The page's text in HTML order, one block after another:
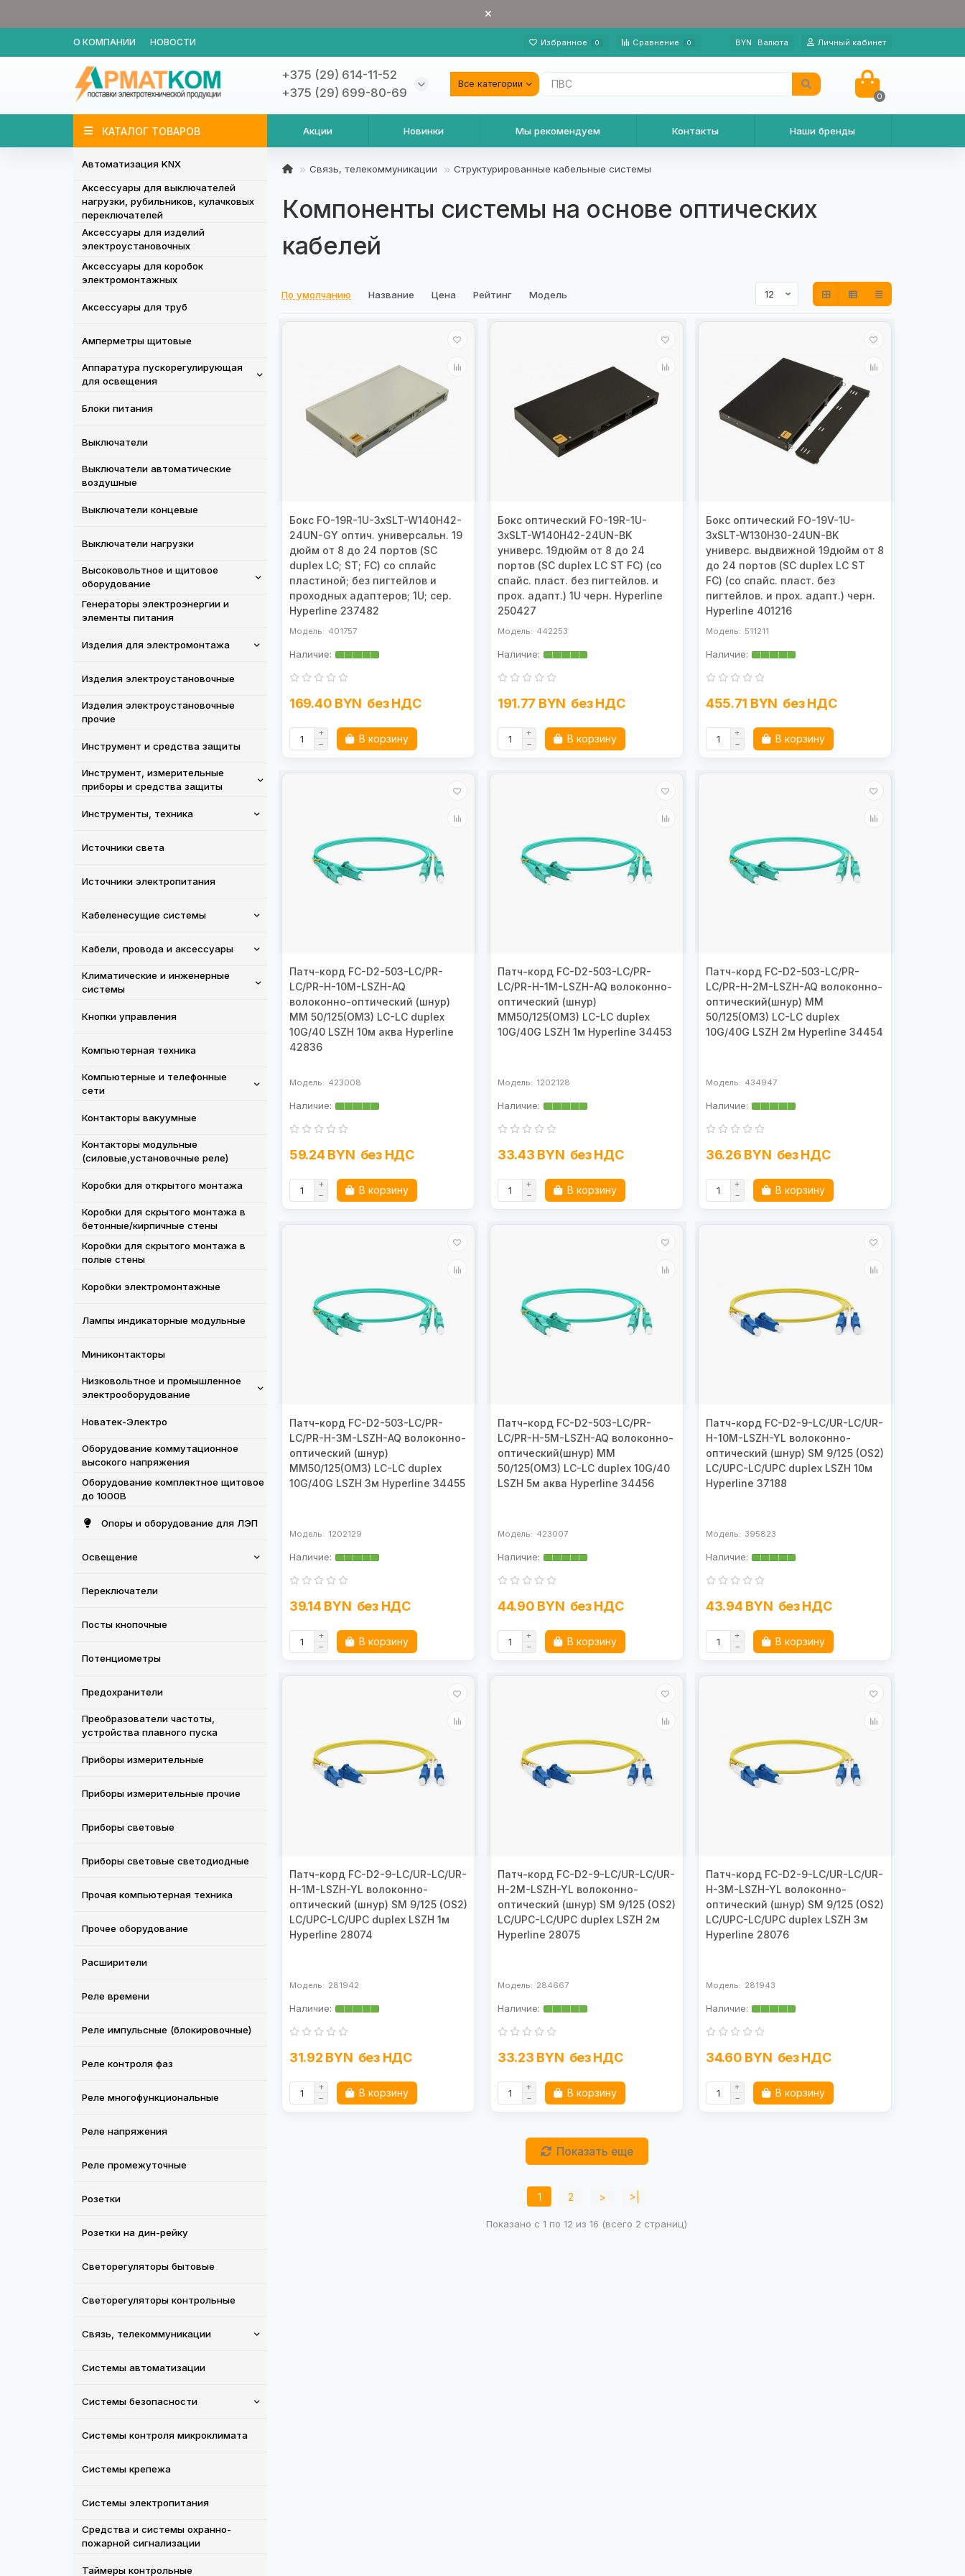
О КОМПАНИИ НОВОСТИ Избранное 0 Сравнение 0 BYN Валюта Личный кабинет
Все категории
+375 (29) 614-11-52
+375 (29) 699-80-69
0
КАТАЛОГ ТОВАРОВ
Автоматизация KNX
Аксессуары для выключателей
нагрузки, рубильников, кулачковых
переключателей
Аксессуары для изделий
электроустановочных
Аксессуары для коробок
электромонтажных
Аксессуары для труб
Амперметры щитовые
Аппаратура пускорегулирующая
для освещения
Блоки питания
Выключатели
Выключатели автоматические
воздушные
Выключатели концевые
Выключатели нагрузки
Высоковольтное и щитовое
оборудование
Генераторы электроэнергии и
элементы питания
Изделия для электромонтажа
Изделия электроустановочные
Изделия электроустановочные
прочие
Инструмент и средства защиты
Инструмент, измерительные
приборы и средства защиты
Инструменты, техника
Источники света
Источники электропитания
Кабеленесущие системы
Кабели, провода и аксессуары
Климатические и инженерные
системы
Кнопки управления
Компьютерная техника
Компьютерные и телефонные
сети
Контакторы вакуумные
Контакторы модульные
(силовые,установочные реле)
Коробки для открытого монтажа
Коробки для скрытого монтажа в
бетонные/кирпичные стены
Коробки для скрытого монтажа в
полые стены
Коробки электромонтажные
Лампы индикаторные модульные
Миниконтакторы
Низковольтное и промышленное
электрооборудование
Новатек-Электро
Оборудование коммутационное
высокого напряжения
Оборудование комплектное щитовое
до 1000В
Опоры и оборудование для ЛЭП
Освещение
Переключатели
Посты кнопочные
Потенциометры
Предохранители
Преобразователи частоты,
устройства плавного пуска
Приборы измерительные
Приборы измерительные прочие
Приборы световые
Приборы световые светодиодные
Прочая компьютерная техника
Прочее оборудование
Расширители
Реле времени
Реле импульсные (блокировочные)
Реле контроля фаз
Реле многофункциональные
Реле напряжения
Реле промежуточные
Розетки
Розетки на дин-рейку
Светорегуляторы бытовые
Светорегуляторы контрольные
Связь, телекоммуникации
Системы автоматизации
Системы безопасности
Системы контроля микроклимата
Системы крепежа
Системы электропитания
Средства и системы охранно-
пожарной сигнализации
Таймеры контрольные
Акции Новинки Мы рекомендуем Контакты Наши бренды
Связь, телекоммуникации Структурированные кабельные системы
Компоненты системы на основе оптических
кабелей
По умолчанию Название Цена Рейтинг Модель
Бокс FO-19R-1U-3хSLT-W140H42-
24UN-GY оптич. универсальн. 19
дюйм от 8 до 24 портов (SC
duplex LC; ST; FC) со сплайс
пластиной; без пигтейлов и
проходных адаптеров; 1U; сер.
Hyperline 237482
401757
169.40 BYN без НДС
В корзину
Бокс оптический FO-19R-1U-
3хSLT-W140H42-24UN-BK
универс. 19дюйм от 8 до 24
портов (SC duplex LC ST FC) (со
спайс. пласт. без пигтейлов. и
прох. адапт.) 1U черн. Hyperline
250427
442253
191.77 BYN без НДС
В корзину
Бокс оптический FO-19V-1U-
3хSLT-W130H30-24UN-BK
универс. выдвижной 19дюйм от 8
до 24 портов (SC duplex LC ST
FC) (со спайс. пласт. без
пигтейлов. и прох. адапт.) черн.
Hyperline 401216
511211
455.71 BYN без НДС
В корзину
Патч-корд FC-D2-503-LC/PR-
LC/PR-H-10M-LSZH-AQ
волоконно-оптический (шнур)
MM 50/125(OM3) LC-LC duplex
10G/40 LSZH 10м аква Hyperline
42836
423008
59.24 BYN без НДС
В корзину
Патч-корд FC-D2-503-LC/PR-
LC/PR-H-1M-LSZH-AQ волоконно-
оптический (шнур)
MM50/125(OM3) LC-LC duplex
10G/40G LSZH 1м Hyperline 34453
1202128
33.43 BYN без НДС
В корзину
Патч-корд FC-D2-503-LC/PR-
LC/PR-H-2M-LSZH-AQ волоконно-
оптический(шнур) MM
50/125(OM3) LC-LC duplex
10G/40G LSZH 2м Hyperline 34454
434947
36.26 BYN без НДС
В корзину
Патч-корд FC-D2-503-LC/PR-
LC/PR-H-3M-LSZH-AQ волоконно-
оптический (шнур)
MM50/125(OM3) LC-LC duplex
10G/40G LSZH 3м Hyperline 34455
1202129
39.14 BYN без НДС
В корзину
Патч-корд FC-D2-503-LC/PR-
LC/PR-H-5M-LSZH-AQ волоконно-
оптический(шнур) MM
50/125(OM3) LC-LC duplex 10G/40
LSZH 5м аква Hyperline 34456
423007
44.90 BYN без НДС
В корзину
Патч-корд FC-D2-9-LC/UR-LC/UR-
H-10M-LSZH-YL волоконно-
оптический (шнур) SM 9/125 (OS2)
LC/UPC-LC/UPC duplex LSZH 10м
Hyperline 37188
395823
43.94 BYN без НДС
В корзину
Патч-корд FC-D2-9-LC/UR-LC/UR-
H-1M-LSZH-YL волоконно-
оптический (шнур) SM 9/125 (OS2)
LC/UPC-LC/UPC duplex LSZH 1м
Hyperline 28074
281942
31.92 BYN без НДС
В корзину
Патч-корд FC-D2-9-LC/UR-LC/UR-
H-2M-LSZH-YL волоконно-
оптический (шнур) SM 9/125 (OS2)
LC/UPC-LC/UPC duplex LSZH 2м
Hyperline 28075
284667
33.23 BYN без НДС
В корзину
Патч-корд FC-D2-9-LC/UR-LC/UR-
H-3M-LSZH-YL волоконно-
оптический (шнур) SM 9/125 (OS2)
LC/UPC-LC/UPC duplex LSZH 3м
Hyperline 28076
281943
34.60 BYN без НДС
В корзину
Показать еще
1 2 > >|
Показано с 1 по 12 из 16 (всего 2 страниц)